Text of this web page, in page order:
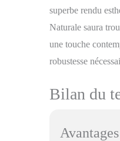
superbe rendu
Naturale saura
une touche
robustesse
Bilan du
Avantages